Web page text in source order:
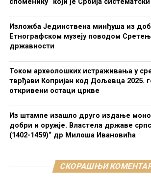
споменику“ који је Србија
Изложба Јединствена минђуша из
Етнографском музеју поводом
државности
Током археолошких истраживања у
тврђави Копријан код Дољевца 2025.
откривени остаци цркве
Из штампе изашло друго издање
добри и оружје. Властела државе
(1402-1459)“ др Милоша Ивановића
СКОРАШЊИ